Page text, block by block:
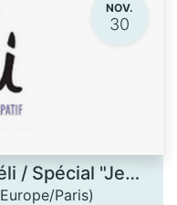
NOV.
30
Portes Ouvertes Scopéli / Spécial "Jeux de société"
Europe/Paris)